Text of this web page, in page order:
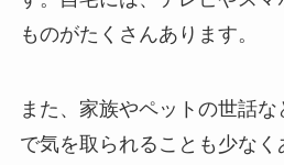
ものがたくさんあります。
また、家族やペットの世話
で気を取られることも少なく